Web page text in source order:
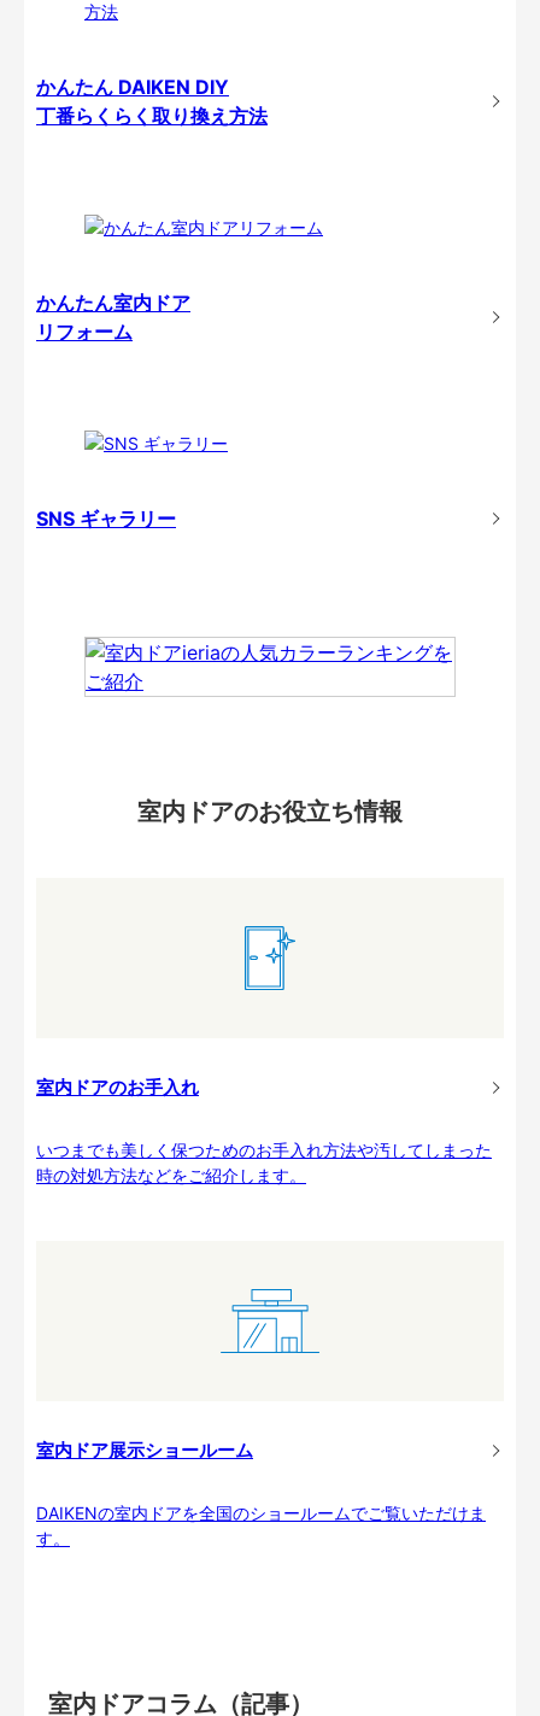
かんたん DAIKEN DIY
丁番らくらく取り換え方法
かんたん室内ドア
リフォーム
SNS ギャラリー
室内ドアのお役立ち情報
室内ドアのお手入れ
いつまでも美しく保つためのお手入れ方法や汚してしまった
時の対処方法などをご紹介します。
室内ドア展示ショールーム
DAIKENの室内ドアを全国のショールームでご覧いただけま
す。
室内ドアコラム（記事）